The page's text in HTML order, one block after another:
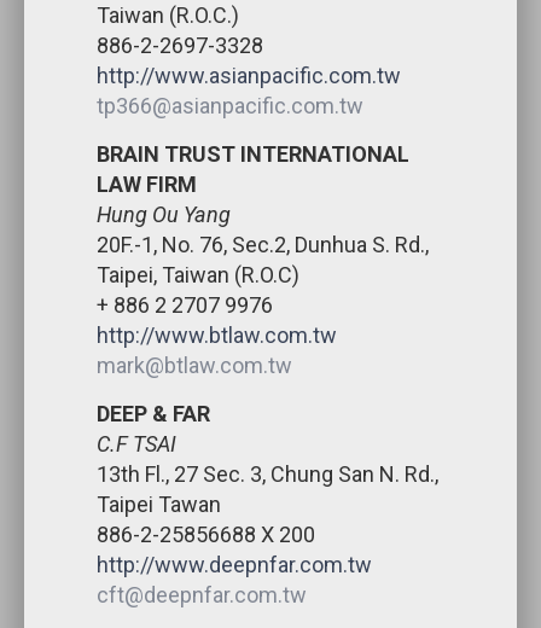
Taiwan (R.O.C.)
886-2-2697-3328
http://www.asianpacific.com.tw
tp366@asianpacific.com.tw
BRAIN TRUST INTERNATIONAL
LAW FIRM
Hung Ou Yang
20F.-1, No. 76, Sec.2, Dunhua S. Rd.,
Taipei, Taiwan (R.O.C)
+ 886 2 2707 9976
http://www.btlaw.com.tw
mark@btlaw.com.tw
DEEP & FAR
C.F TSAI
13th Fl., 27 Sec. 3, Chung San N. Rd.,
Taipei Tawan
886-2-25856688 X 200
http://www.deepnfar.com.tw
cft@deepnfar.com.tw